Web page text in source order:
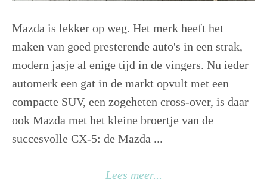
Mazda is lekker op weg. Het merk heeft het
maken van goed presterende auto's in een strak,
modern jasje al enige tijd in de vingers. Nu ieder
automerk een gat in de markt opvult met een
compacte SUV, een zogeheten cross-over, is daar
ook Mazda met het kleine broertje van de
succesvolle CX-5: de Mazda ...
Lees meer...